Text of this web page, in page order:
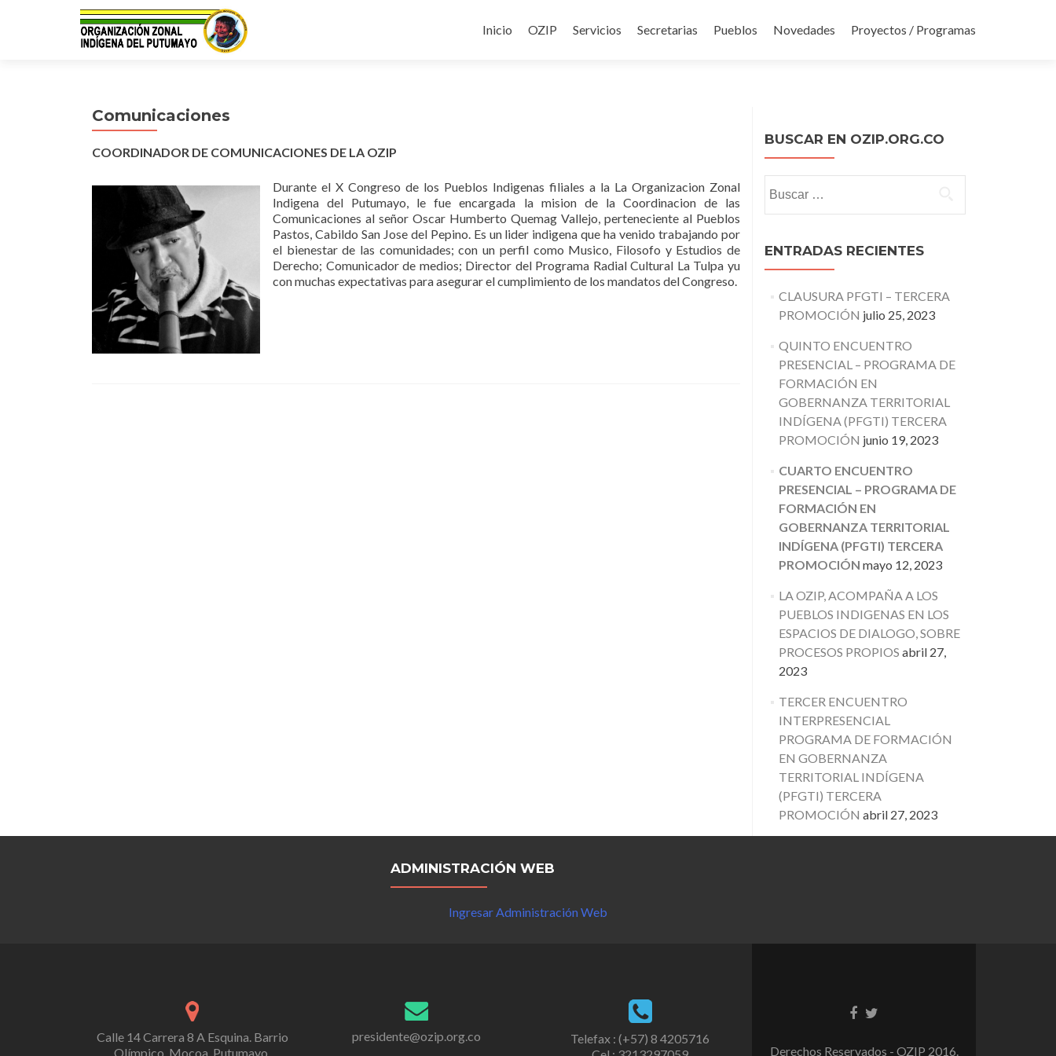
Inicio OZIP Servicios Secretarias Pueblos Novedades Proyectos / Programas
Comunicaciones
COORDINADOR DE COMUNICACIONES DE LA OZIP
Durante el X Congreso de los Pueblos Indigenas filiales a la La Organizacion Zonal
Indigena del Putumayo, le fue encargada la mision de la Coordinacion de las
Comunicaciones al señor Oscar Humberto Quemag Vallejo, perteneciente al Pueblos
Pastos, Cabildo San Jose del Pepino. Es un lider indigena que ha venido trabajando por
el bienestar de las comunidades; con un perfil como Musico, Filosofo y Estudios de
Derecho; Comunicador de medios; Director del Programa Radial Cultural La Tulpa yu
con muchas expectativas para asegurar el cumplimiento de los mandatos del Congreso.
BUSCAR EN OZIP.ORG.CO
ENTRADAS RECIENTES
CLAUSURA PFGTI – TERCERA
PROMOCIÓN julio 25, 2023
QUINTO ENCUENTRO
PRESENCIAL – PROGRAMA DE
FORMACIÓN EN
GOBERNANZA TERRITORIAL
INDÍGENA (PFGTI) TERCERA
PROMOCIÓN junio 19, 2023
CUARTO ENCUENTRO
PRESENCIAL – PROGRAMA DE
FORMACIÓN EN
GOBERNANZA TERRITORIAL
INDÍGENA (PFGTI) TERCERA
PROMOCIÓN mayo 12, 2023
LA OZIP, ACOMPAÑA A LOS
PUEBLOS INDIGENAS EN LOS
ESPACIOS DE DIALOGO, SOBRE
PROCESOS PROPIOS abril 27,
2023
TERCER ENCUENTRO
INTERPRESENCIAL
PROGRAMA DE FORMACIÓN
EN GOBERNANZA
TERRITORIAL INDÍGENA
(PFGTI) TERCERA
PROMOCIÓN abril 27, 2023
ADMINISTRACIÓN WEB
Ingresar Administración Web
Calle 14 Carrera 8 A Esquina. Barrio
Olímpico, Mocoa, Putumayo.
presidente@ozip.org.co
Telefax : (+57) 8 4205716
Derechos Reservados - OZIP 2016.